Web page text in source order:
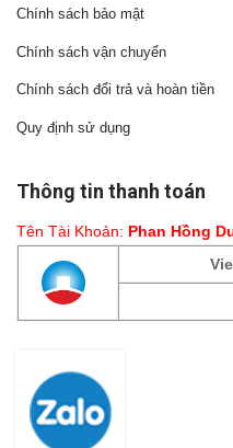
Chính sách bảo mật
Chính sách vận chuyển
Chính sách đổi trả và hoàn tiền
Quy định sử dụng
Thông tin thanh toán
Tên Tài Khoản: Phan Hồng
Fanpage